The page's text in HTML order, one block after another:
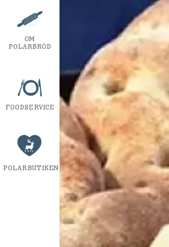
OM
POLARBRÖD
FOODSERVICE
POLARBUTIKEN